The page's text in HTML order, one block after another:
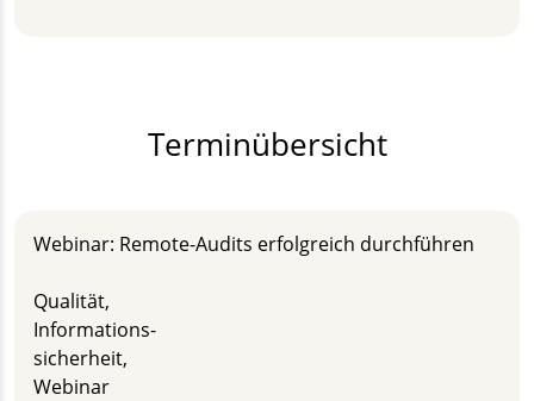
Terminübersicht
Webinar: Remote-Audits erfolgreich durchführen
Qualität,
Informations­
sicherheit,
Webinar